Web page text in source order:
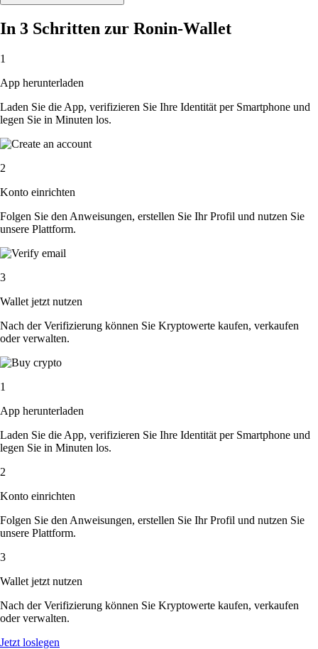
In 3 Schritten zur Ronin-Wallet
1
App herunterladen
Laden Sie die App, verifizieren Sie Ihre Identität per Smartphone und
legen Sie in Minuten los.
2
Konto einrichten
Folgen Sie den Anweisungen, erstellen Sie Ihr Profil und nutzen Sie
unsere Plattform.
3
Wallet jetzt nutzen
Nach der Verifizierung können Sie Kryptowerte kaufen, verkaufen
oder verwalten.
1
App herunterladen
Laden Sie die App, verifizieren Sie Ihre Identität per Smartphone und
legen Sie in Minuten los.
2
Konto einrichten
Folgen Sie den Anweisungen, erstellen Sie Ihr Profil und nutzen Sie
unsere Plattform.
3
Wallet jetzt nutzen
Nach der Verifizierung können Sie Kryptowerte kaufen, verkaufen
oder verwalten.
Jetzt loslegen